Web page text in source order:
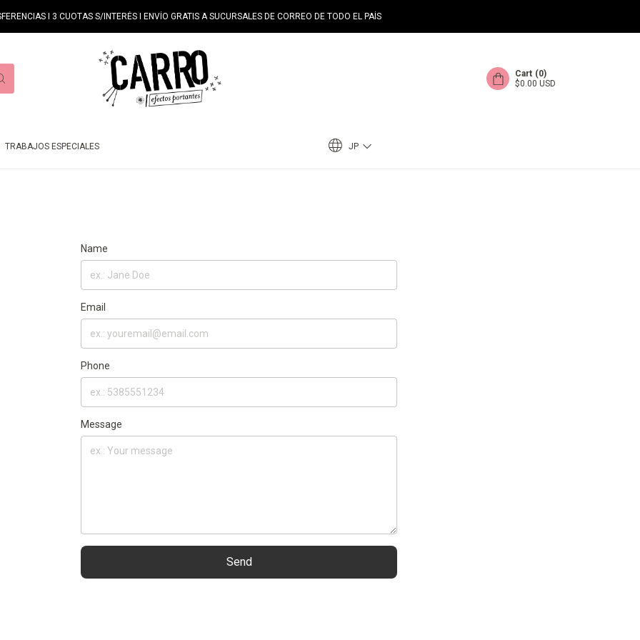
I 3 CUOTAS S/INTERÉS I ENVÍO GRATIS A SUCURSALES DE CORREO DE TODO EL PAÍS
Cart (0)
$0.00 USD
TRABAJOS ESPECIALES JP
Name
Email
Phone
Message
Send